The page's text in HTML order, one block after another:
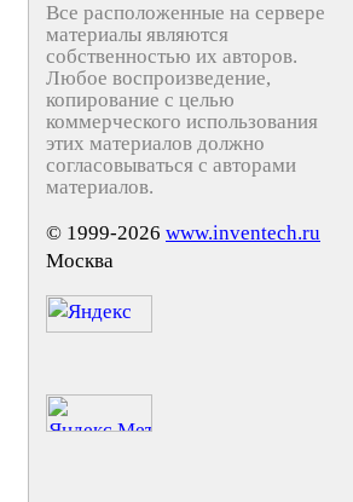
Все расположенные на сервере
материалы являются
собственностью их авторов.
Любое воспроизведение,
копирование с целью
коммерческого использования
этих материалов должно
согласовываться с авторами
материалов.
© 1999-2026 www.inventech.ru
Москва